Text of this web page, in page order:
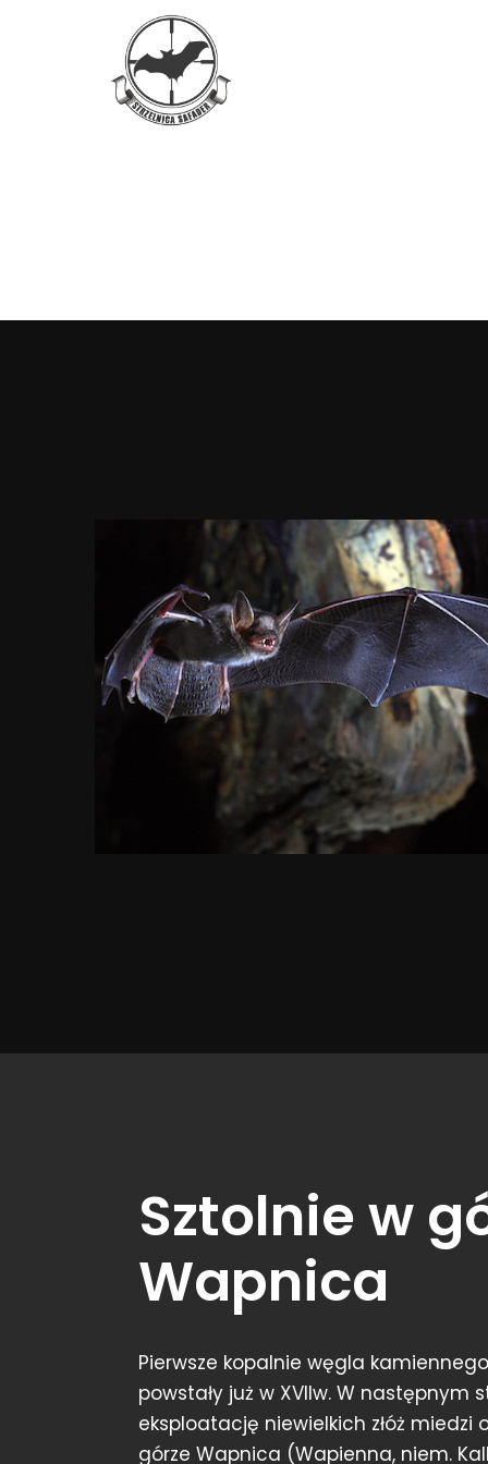
Sztolnie w
Wapnica
Pierwsze kopalnie węgla
powstały już w XVIIw. W następnym
eksploatację niewielkich złóż miedzi
górze Wapnica (Wapienna, niem.